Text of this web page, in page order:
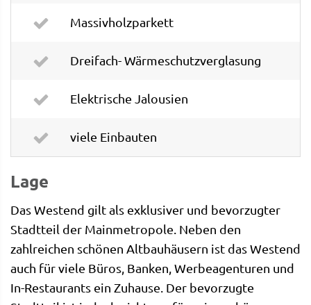
Massivholzparkett
Dreifach- Wärmeschutzverglasung
Elektrische Jalousien
viele Einbauten
Lage
Das Westend gilt als exklusiver und bevorzugter
Stadtteil der Mainmetropole. Neben den
zahlreichen schönen Altbauhäusern ist das Westend
auch für viele Büros, Banken, Werbeagenturen und
In-Restaurants ein Zuhause. Der bevorzugte